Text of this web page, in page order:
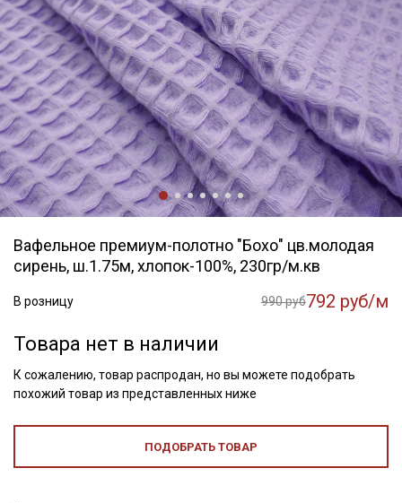
Вафельное премиум-полотно "Бохо" цв.молодая
сирень, ш.1.75м, хлопок-100%, 230гр/м.кв
В розницу 990 руб792 руб/м
Товара нет в наличии
К сожалению, товар распродан, но вы можете подобрать
похожий товар из представленных ниже
ПОДОБРАТЬ ТОВАР